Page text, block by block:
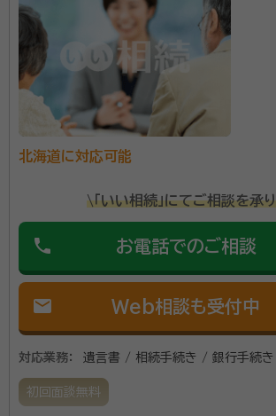
北海道に対応可能
\「いい相続」にてご相談を承
phone お電話でのご相談
mail Web相談も受付中
対応業務： 遺言書 / 相続手続き / 銀行手続
初回面談無料